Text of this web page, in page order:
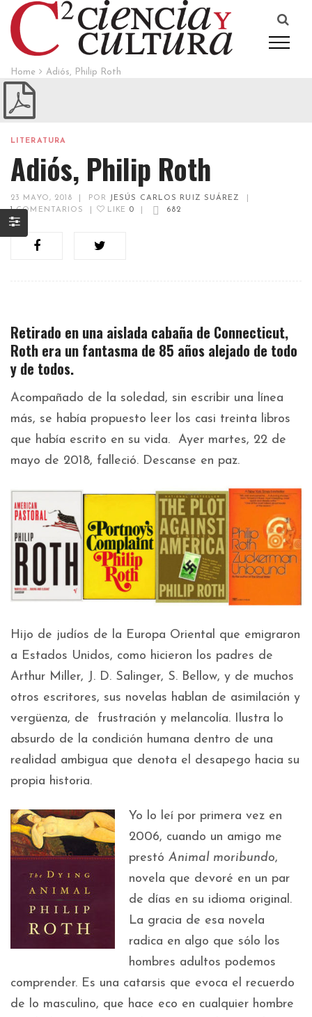
Home Adiós, Philip Roth
LITERATURA
Adiós, Philip Roth
23 MAYO, 2018 POR JESÚS CARLOS RUIZ SUÁREZ
1COMENTARIOS LIKE 0 682
Retirado en una aislada cabaña de Connecticut,
Roth era un fantasma de 85 años alejado de todo
y de todos.
Acompañado de la soledad, sin escribir una línea
más, se había propuesto leer los casi treinta libros
que había escrito en su vida. Ayer martes, 22 de
mayo de 2018, falleció. Descanse en paz.
Hijo de judíos de la Europa Oriental que emigraron
a Estados Unidos, como hicieron los padres de
Arthur Miller, J. D. Salinger, S. Bellow, y de muchos
otros escritores, sus novelas hablan de asimilación y
vergüenza, de frustración y melancolía. Ilustra lo
absurdo de la condición humana dentro de una
realidad ambigua que denota el desapego hacia su
propia historia.
Yo lo leí por primera vez en
2006, cuando un amigo me
prestó Animal moribundo,
novela que devoré en un par
de días en su idioma original.
La gracia de esa novela
radica en algo que sólo los
hombres adultos podemos
comprender. Es una catarsis que evoca el recuerdo
de lo masculino, que hace eco en cualquier hombre